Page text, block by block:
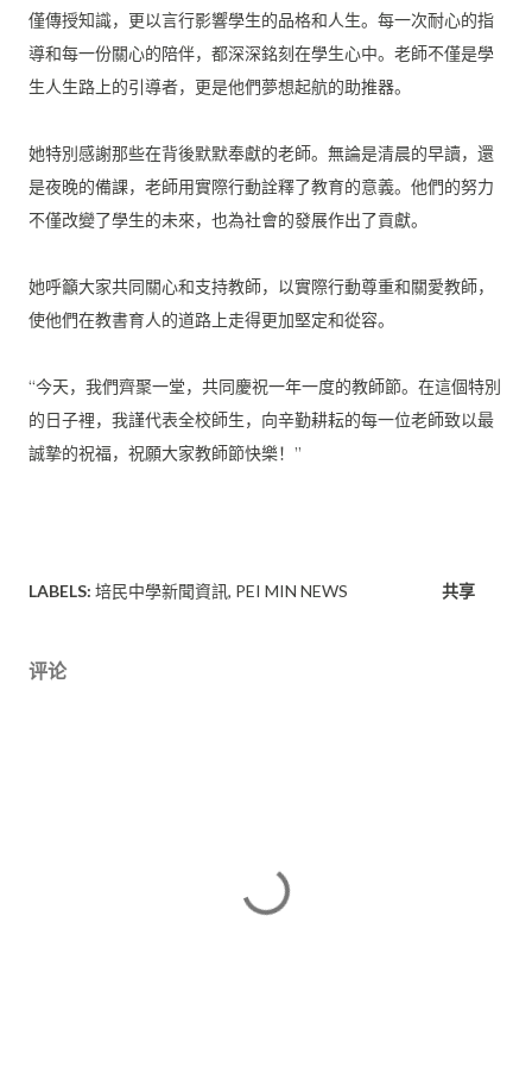
僅傳授知識，更以言行影響學生的品格和人生。 每一次耐心的指
導和每一份關心的陪伴，都深深銘刻在學生心中。 老師不僅是學
生人生路上的引導者，更是他們夢想起航的助推器。
她特別感謝那些在背後默默奉獻的老師。無論是清晨的早讀， 還
是夜晚的備課，老師用實際行動詮釋了教育的意義。 他們的努力
不僅改變了學生的未來，也為社會的發展作出了貢獻。
她呼籲大家共同關心和支持教師，以實際行動尊重和關愛教師，
使他們在教書育人的道路上走得更加堅定和從容。
“今天，我們齊聚一堂，共同慶祝一年一度的教師節。 在這個特別
的日子裡，我謹代表全校師生， 向辛勤耕耘的每一位老師致以最
誠摯的祝福，祝願大家教師節快樂！ ”
LABELS: 培民中學新聞資訊 PEI MIN NEWS 共享
评论